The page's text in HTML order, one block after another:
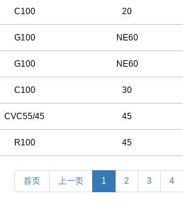
C100 20
G100 NE60
G100 NE60
C100 30
CVC55/45 45
R100 45
首页 上一页 1 2 3 4